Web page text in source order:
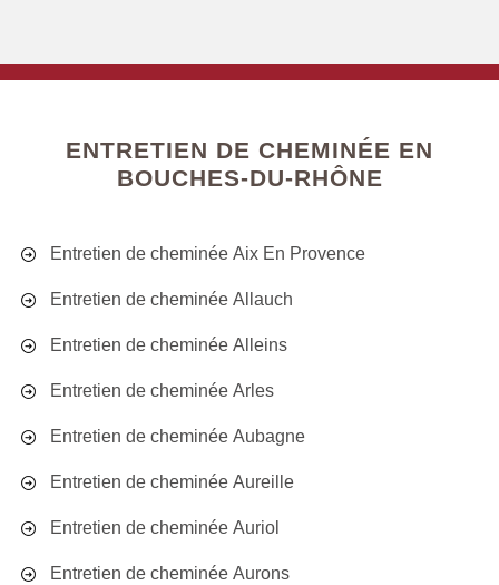
ENTRETIEN DE CHEMINÉE EN
BOUCHES-DU-RHÔNE
Entretien de cheminée Aix En Provence
Entretien de cheminée Allauch
Entretien de cheminée Alleins
Entretien de cheminée Arles
Entretien de cheminée Aubagne
Entretien de cheminée Aureille
Entretien de cheminée Auriol
Entretien de cheminée Aurons